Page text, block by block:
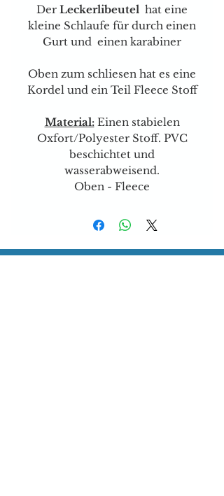
Der Leckerlibeutel hat eine
kleine Schlaufe für durch einen
Gurt und einen karabiner
Oben zum schliesen hat es eine
Kordel und ein Teil Fleece Stoff
Material:Einen stabielen
Oxfort/Polyester Stoff. PVC
beschichtet und
wasserabweisend.
Oben - Fleece